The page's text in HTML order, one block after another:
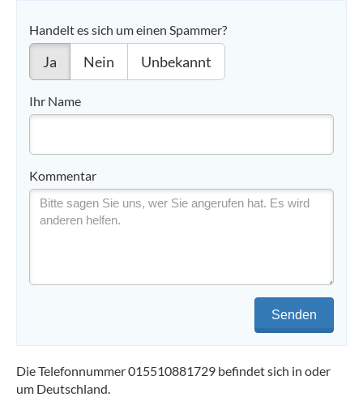
Handelt es sich um einen Spammer?
Ja Nein Unbekannt
Ihr Name
Kommentar
Senden
Die Telefonnummer 015510881729 befindet sich in oder
um Deutschland.